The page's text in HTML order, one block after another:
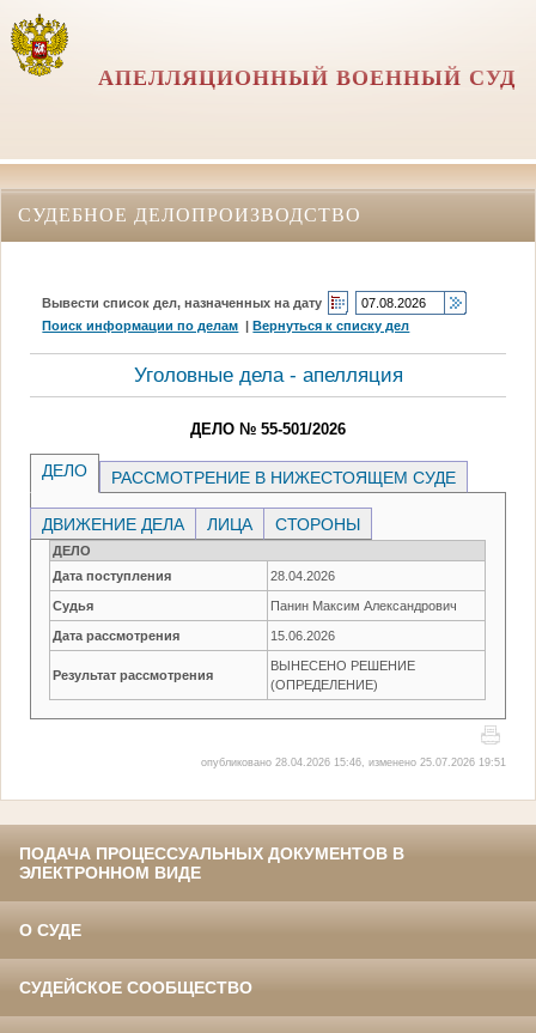
АПЕЛЛЯЦИОННЫЙ ВОЕННЫЙ СУД
СУДЕБНОЕ ДЕЛОПРОИЗВОДСТВО
Вывести список дел, назначенных на дату
Поиск информации по делам |Вернуться к списку дел
Уголовные дела - апелляция
ДЕЛО № 55-501/2026
ДЕЛО РАССМОТРЕНИЕ В НИЖЕСТОЯЩЕМ СУДЕ
ДВИЖЕНИЕ ДЕЛА ЛИЦА СТОРОНЫ
ДЕЛО
Дата поступления
28.04.2026
Судья Панин Максим Александрович
Дата рассмотрения 15.06.2026
Результат рассмотрения
ВЫНЕСЕНО РЕШЕНИЕ
(ОПРЕДЕЛЕНИЕ)
опубликовано 28.04.2026 15:46, изменено 25.07.2026 19:51
ПОДАЧА ПРОЦЕССУАЛЬНЫХ ДОКУМЕНТОВ В
ЭЛЕКТРОННОМ ВИДЕ
О СУДЕ
СУДЕЙСКОЕ СООБЩЕСТВО